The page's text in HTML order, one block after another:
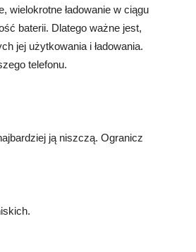
wielokrotne ładowanie w ciągu
baterii. Dlatego ważne jest,
jej użytkowania i ładowania.
telefonu.
ją niszczą. Ogranicz